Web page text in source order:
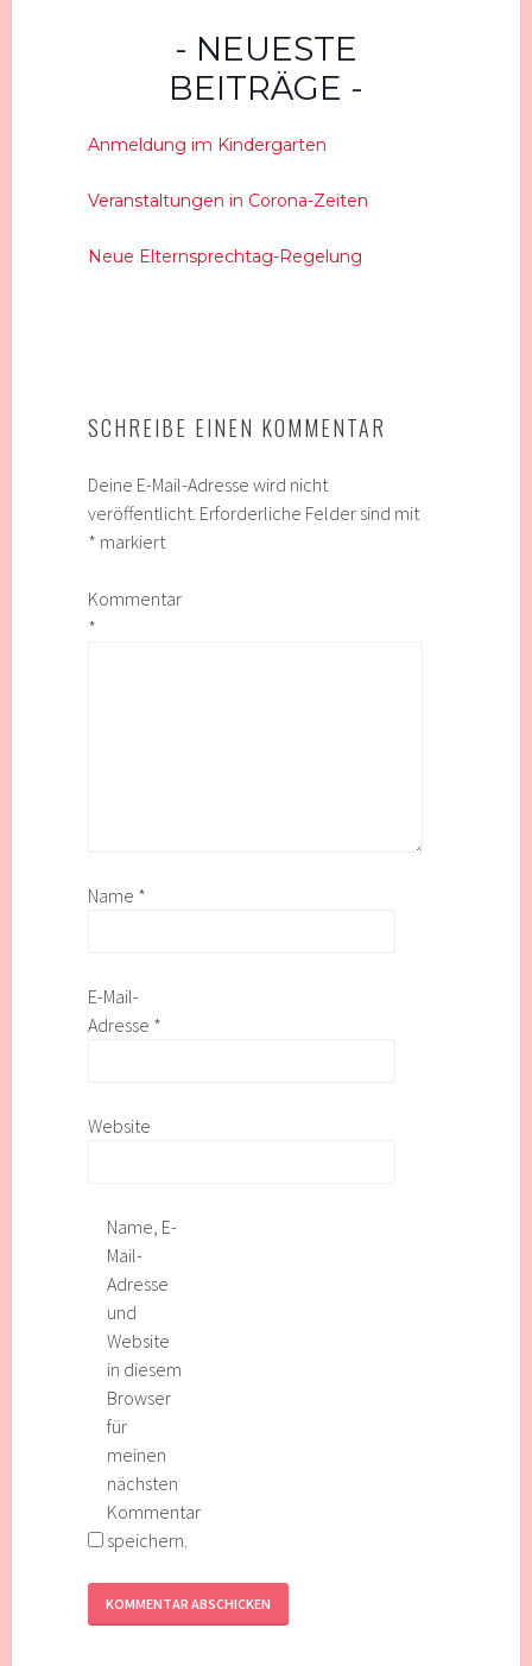
NEUESTE
BEITRÄGE
Anmeldung im Kindergarten
Veranstaltungen in Corona-Zeiten
Neue Elternsprechtag-Regelung
SCHREIBE EINEN KOMMENTAR
Deine E-Mail-Adresse wird nicht
veröffentlicht. Erforderliche Felder sind mit
* markiert
Kommentar
*
Name *
E-Mail-
Adresse *
Website
Name, E-
Mail-
Adresse
und
Website
in diesem
Browser
für
meinen
nächsten
Kommentar
speichern.